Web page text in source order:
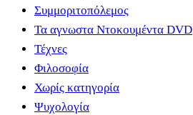
Συμμοριτοπόλεμος
Τα αγνωστα Ντοκουμέντα DVD
Τέχνες
Φιλοσοφία
Χωρίς κατηγορία
Ψυχολογία